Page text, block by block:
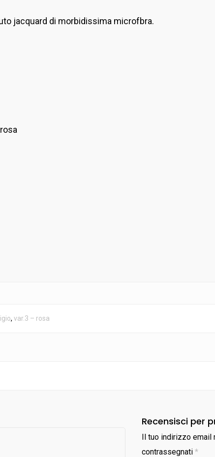
jacquard di morbidissima microfbra.
, var.3 – rosa
Recensisci per
Il tuo indirizzo email
contrassegnati*